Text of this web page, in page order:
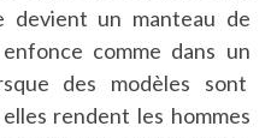
devient un manteau de
comme dans un
des modèles sont
rendent les hommes